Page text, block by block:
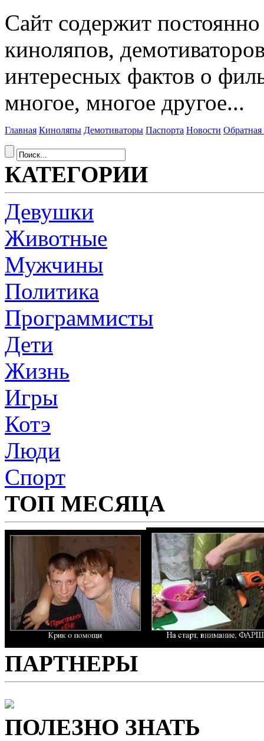
Сайт содержит
киноляпов,
интересных фактов о
многое, многое другое...
Главная Киноляпы Демотиваторы Паспорта Новости Обратная
КАТЕГОРИИ
Девушки
Животные
Мужчины
Политика
Программисты
Дети
Жизнь
Игры
Котэ
Люди
Спорт
ТОП МЕСЯЦА
ПАРТНЕРЫ
ПОЛЕЗНО ЗНАТЬ